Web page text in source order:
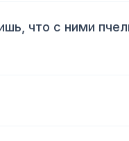
что с ними